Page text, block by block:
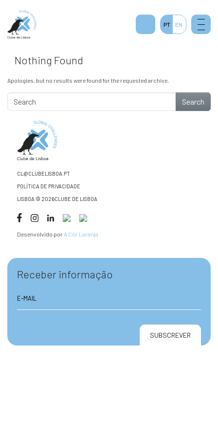
Nothing Found
Apologies, but no results were found for the requested archive.
Search
CL@CLUBELISBOA.PT
POLÍTICA DE PRIVACIDADE
LISBOA © 2026CLUBE DE LISBOA
Desenvolvido por A Cor Laranja
Receber informação
PT EN